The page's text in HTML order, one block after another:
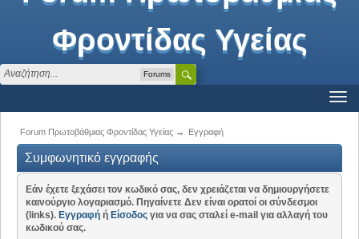
Φροντίδας Υγείας
Forums
Forum Πρωτοβάθμιας Φροντίδας Υγείας→ Εγγραφή
Συμφωνητικό εγγραφής
Εάν έχετε ξεχάσει τον κωδικό σας, δεν χρειάζεται να δημιουργήσετε
καινούργιο λογαριασμό. Πηγαίνετε Δεν είναι ορατοί οι σύνδεσμοι
(links). Εγγραφή ή Είσοδος για να σας σταλεί e-mail για αλλαγή του
κωδικού σας.